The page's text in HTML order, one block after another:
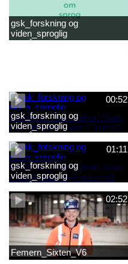
gsk_forskning og
viden_sproglig
forståelse_Barnets sproglige
00:52
gsk_forskning og
viden_sproglig
forståelse_Samtalekort Snak
med dit barn 6 mdr-2 år.mp3
01:11
gsk_forskning og
viden_sproglig
forståelse_Samtalekort Snak
med din baby 0-6 mdr.mp302:52
Femern_Sixten_V6